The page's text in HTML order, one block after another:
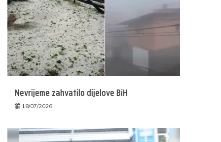
Nevrijeme zahvatilo dijelove BiH
18/07/2026